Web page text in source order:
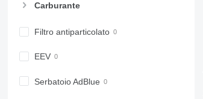
Carburante
Filtro antiparticolato
EEV
Serbatoio AdBlue